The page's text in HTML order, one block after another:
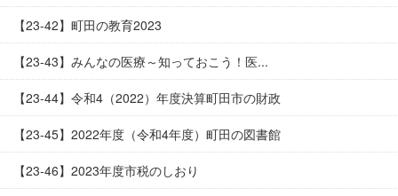
【23-42】町田の教育2023
【23-43】みんなの医療～知っておこう！医...
【23-44】令和4（2022）年度決算町田市の財政
【23-45】2022年度（令和4年度）町田の図書館
【23-46】2023年度市税のしおり